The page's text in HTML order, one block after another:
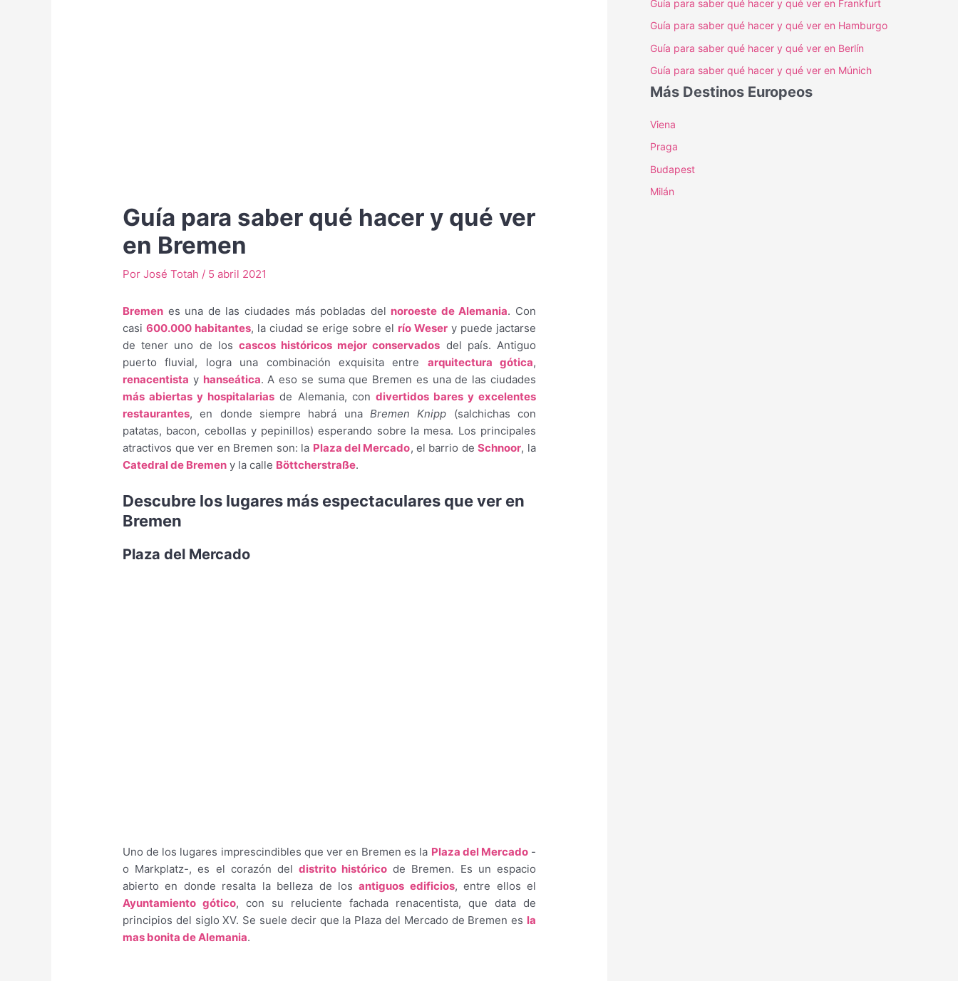
Guía para saber qué hacer y qué ver
en Bremen
PorJosé Totah / 5 abril 2021
Bremen es una de las ciudades más pobladas del noroeste de Alemania. Con
casi600.000 habitantes, la ciudad se erige sobre el río Weser y puede jactarse
de tener uno de los cascos históricos mejor conservados del país. Antiguo
puerto fluvial, logra una combinación exquisita entre arquitectura gótica,
renacentista y hanseática. A eso se suma que Bremen es una de las ciudades
más abiertas y hospitalarias de Alemania, con divertidos bares y excelentes
restaurantes, en donde siempre habrá una Bremen Knipp (salchichas con
patatas, bacon, cebollas y pepinillos) esperando sobre la mesa. Los principales
atractivos que ver en Bremen son: la Plaza del Mercado, el barrio deSchnoor, la
Catedral de Bremen y la calle Böttcherstraße.
Descubre los lugares más espectaculares que ver en
Bremen
Plaza del Mercado
Uno de los lugares imprescindibles que ver en Bremen es la Plaza del Mercado-
o Markplatz-, es el corazón del distrito histórico de Bremen. Es un espacio
abierto en donde resalta la belleza de losantiguos edificios, entre ellos el
Ayuntamiento gótico, con su reluciente fachada renacentista, que data de
principios del siglo XV. Se suele decir que la Plaza del Mercado de Bremen es la
mas bonita de Alemania.
Guía para saber qué hacer y qué ver en Frankfurt
Guía para saber qué hacer y qué ver en Hamburgo
Guía para saber qué hacer y qué ver en Berlín
Guía para saber qué hacer y qué ver en Múnich
Más Destinos Europeos
Viena
Praga
Budapest
Milán